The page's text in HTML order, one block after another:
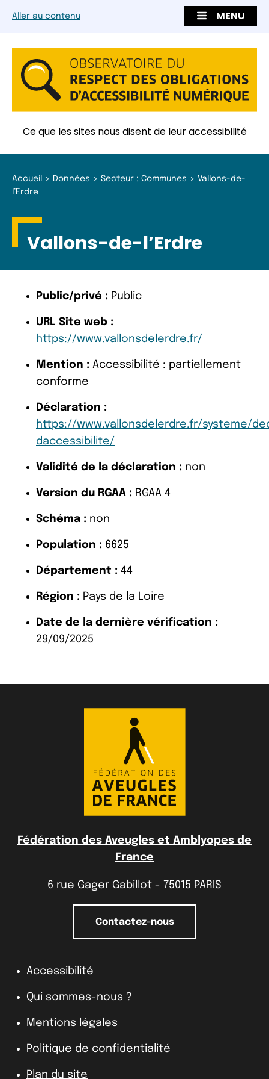
Aller au contenu MENU
Ce que les sites nous disent de leur accessibilité
Accueil Données Secteur : Communes
Vallons-de-
l’Erdre
Vallons-de-l’Erdre
Public/privé : Public
URL Site web :
https://www.vallonsdelerdre.fr/
Mention : Accessibilité : partiellement
conforme
Déclaration :
https://www.vallonsdelerdre.fr/systeme/
daccessibilite/
Validité de la déclaration : non
Version du RGAA : RGAA 4
Schéma : non
Population : 6625
Département : 44
Région : Pays de la Loire
Date de la dernière vérification :
29/09/2025
Fédération des Aveugles et Amblyopes de
France
6 rue Gager Gabillot - 75015 PARIS
Contactez-nous
Accessibilité
Qui sommes-nous ?
Mentions légales
Politique de confidentialité
Plan du site